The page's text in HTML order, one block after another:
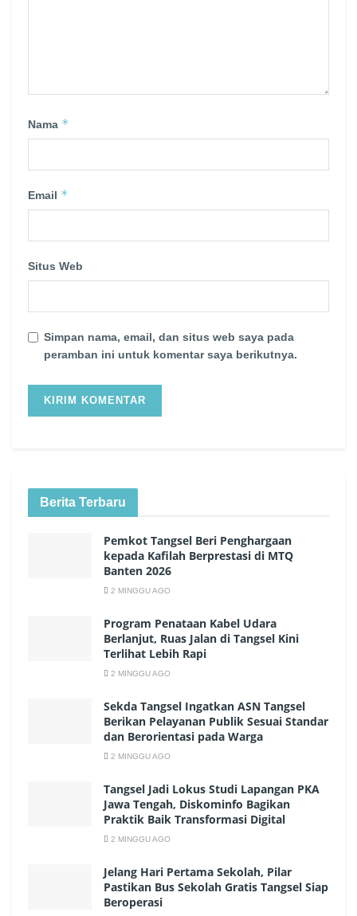
Nama *
Email *
Situs Web
Simpan nama, email, dan situs web saya pada
peramban ini untuk komentar saya berikutnya.
Berita Terbaru
Pemkot Tangsel Beri Penghargaan
kepada Kafilah Berprestasi di MTQ
Banten 2026
2 MINGGU AGO
Program Penataan Kabel Udara
Berlanjut, Ruas Jalan di Tangsel Kini
Terlihat Lebih Rapi
2 MINGGU AGO
Sekda Tangsel Ingatkan ASN Tangsel
Berikan Pelayanan Publik Sesuai Standar
dan Berorientasi pada Warga
2 MINGGU AGO
Tangsel Jadi Lokus Studi Lapangan PKA
Jawa Tengah, Diskominfo Bagikan
Praktik Baik Transformasi Digital
2 MINGGU AGO
Jelang Hari Pertama Sekolah, Pilar
Pastikan Bus Sekolah Gratis Tangsel Siap
Beroperasi